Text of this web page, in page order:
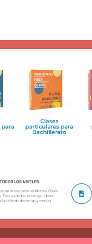
por nivel de
y control de